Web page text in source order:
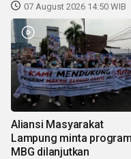
07 August 2026 14:50 WIB
Aliansi Masyarakat
Lampung minta program
MBG dilanjutkan